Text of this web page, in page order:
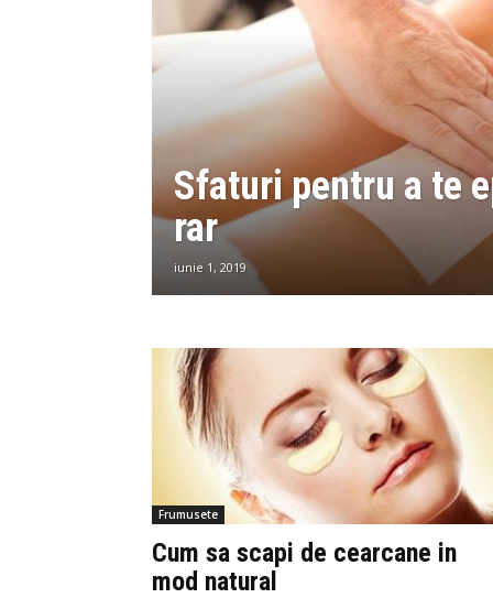
Sfaturi pentru a te
rar
iunie 1, 2019
Frumusete
Cum sa scapi de cearcane in
mod natural